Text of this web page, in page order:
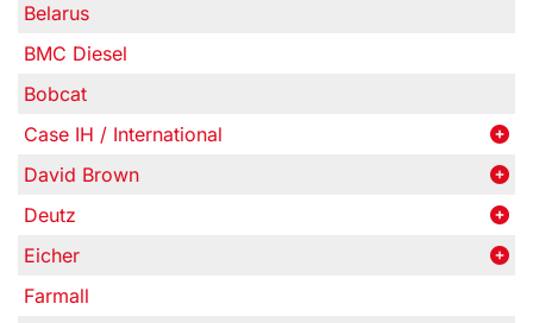
Belarus
BMC Diesel
Bobcat
Case IH / International
David Brown
Deutz
Eicher
Farmall